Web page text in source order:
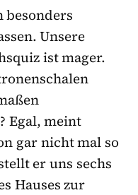
Unsere
ist mager.
Egal, meint
gar nicht mal so
er uns sechs
Hauses zur